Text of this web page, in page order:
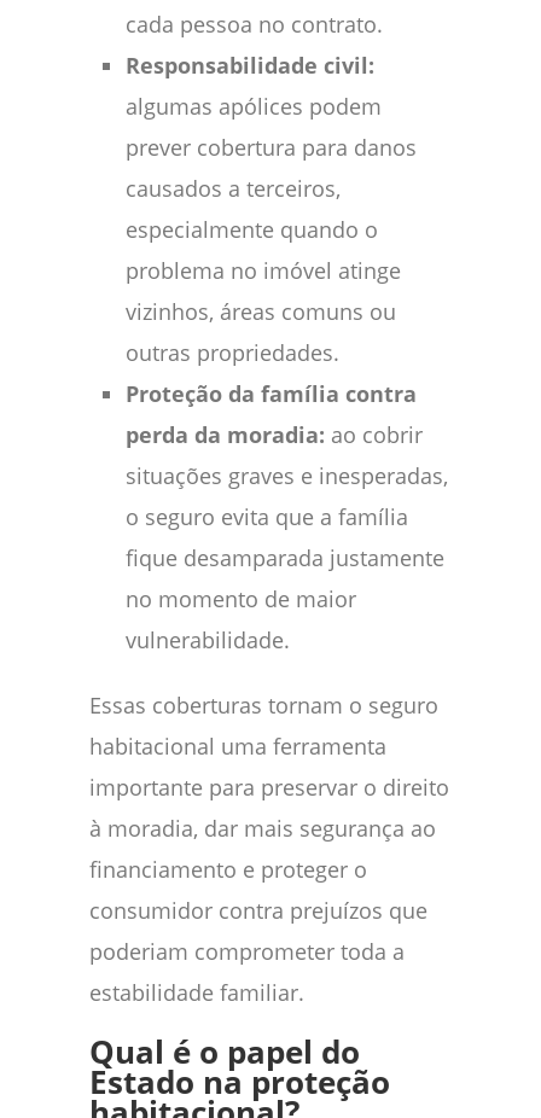
cada pessoa no contrato.
Responsabilidade civil:
algumas apólices podem
prever cobertura para danos
causados a terceiros,
especialmente quando o
problema no imóvel atinge
vizinhos, áreas comuns ou
outras propriedades.
Proteção da família contra
perda da moradia: ao cobrir
situações graves e inesperadas,
o seguro evita que a família
fique desamparada justamente
no momento de maior
vulnerabilidade.
Essas coberturas tornam o seguro
habitacional uma ferramenta
importante para preservar o direito
à moradia, dar mais segurança ao
financiamento e proteger o
consumidor contra prejuízos que
poderiam comprometer toda a
estabilidade familiar.
Qual é o papel do
Estado na proteção